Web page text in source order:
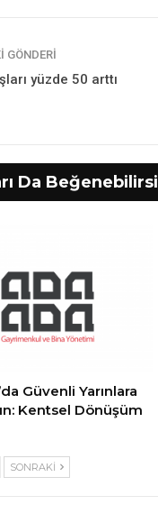
GÖNDERI
yüzde 50 arttı
Da
Güvenli Yarınlara
Kentsel Dönüşüm
SONRAKI